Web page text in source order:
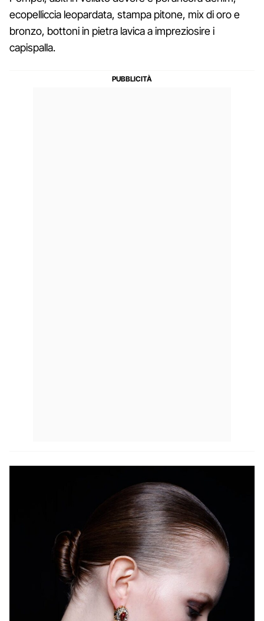
ecopelliccia leopardata, stampa pitone, mix di oro e
bronzo, bottoni in pietra lavica a impreziosire i
capispalla.